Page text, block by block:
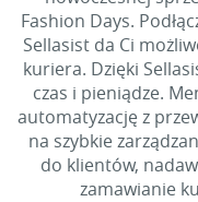
Fashion Days.
Sellasist da Ci
kuriera. Dzięki
czas i pieniądze.
automatyzację z
na szybkie
do klientów,
zamawianie